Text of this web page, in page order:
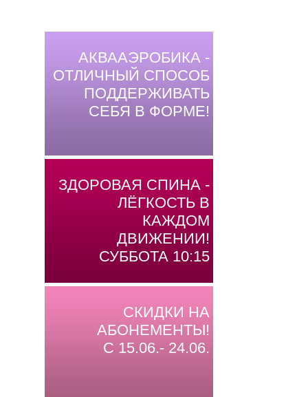
АКВААЭРОБИКА -
ОТЛИЧНЫЙ СПОСОБ
ПОДДЕРЖИВАТЬ
СЕБЯ В ФОРМЕ!
ЗДОРОВАЯ СПИНА -
ЛЁГКОСТЬ В
КАЖДОМ
ДВИЖЕНИИ!
СУББОТА 10:15
СКИДКИ НА
АБОНЕМЕНТЫ!
С 15.06.- 24.06.